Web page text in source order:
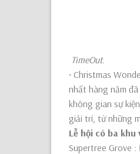
TimeOut.
• Christmas
nhất hàng năm
không gian sự
giải trí, từ những
Lễ hội có ba khu
Supertree Grove :